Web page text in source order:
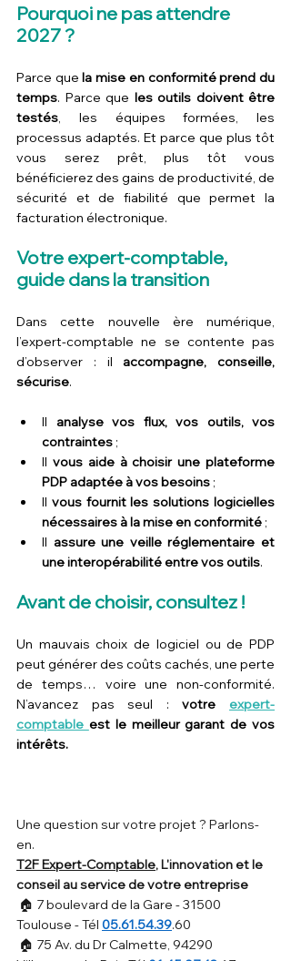
Pourquoi ne pas attendre
2027 ?
Parce que la mise en conformité prend du
temps. Parce que les outils doivent être
testés, les équipes formées, les
processus adaptés. Et parce que plus tôt
vous serez prêt, plus tôt vous
bénéficierez des gains de productivité, de
sécurité et de fiabilité que permet la
facturation électronique.
Votre expert-comptable,
guide dans la transition
Dans cette nouvelle ère numérique,
l’expert-comptable ne se contente pas
d’observer : il accompagne, conseille,
sécurise.
Il analyse vos flux, vos outils, vos
contraintes ;
Il vous aide à choisir une plateforme
PDP adaptée à vos besoins ;
Il vous fournit les solutions logicielles
nécessaires à la mise en conformité ;
Il assure une veille réglementaire et
une interopérabilité entre vos outils.
Avant de choisir, consultez !
Un mauvais choix de logiciel ou de PDP
peut générer des coûts cachés, une perte
de temps… voire une non-conformité.
N’avancez pas seul : votre expert-
comptable est le meilleur garant de vos
intérêts.
Une question sur votre projet ? Parlons-
en.
T2F Expert-Comptable, L'innovation et le
conseil au service de votre entreprise
🏠 7 boulevard de la Gare - 31500
Toulouse - Tél 05.61.54.39.60
🏠 75 Av. du Dr Calmette, 94290